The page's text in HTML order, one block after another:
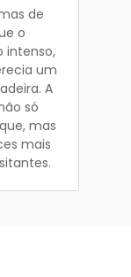
de
o
intenso,
um
A
só
mas
mais